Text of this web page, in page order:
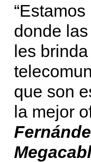
donde
les
que son
la mejor